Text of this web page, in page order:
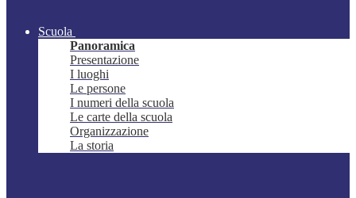
Scuola
Panoramica
Presentazione
I luoghi
Le persone
I numeri della scuola
Le carte della scuola
Organizzazione
La storia